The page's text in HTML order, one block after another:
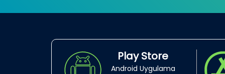
Play Store
Android Uygulama